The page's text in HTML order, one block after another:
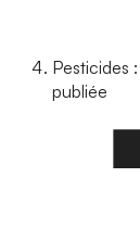
Pesticides
publiée